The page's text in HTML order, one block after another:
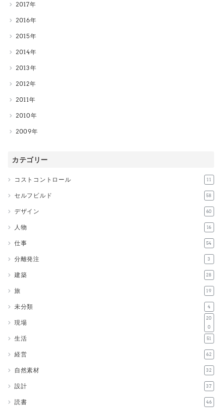
2017
2016
2015
2014
2013
2012
2011
2010
2009
カテゴリー
コストコントロール 11
セルフビルド 58
デザイン 60
人物 16
仕事 54
分離発注 3
建築 28
旅 19
未分類 4
現場
20
0
生活 51
経営 62
自然素材 32
設計 37
読書 46